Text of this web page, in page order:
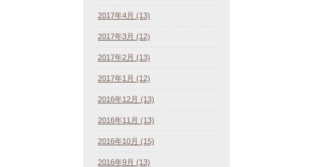
2017年4月 (13)
2017年3月 (12)
2017年2月 (13)
2017年1月 (12)
2016年12月 (13)
2016年11月 (13)
2016年10月 (15)
2016年9月 (13)